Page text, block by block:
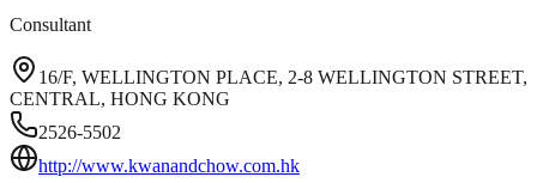
Consultant
16/F, WELLINGTON PLACE, 2-8 WELLINGTON STREET,
CENTRAL, HONG KONG
2526-5502
http://www.kwanandchow.com.hk